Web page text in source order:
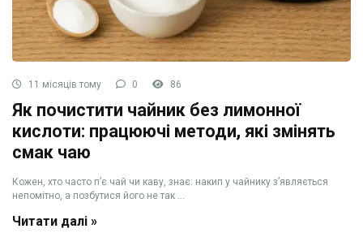
11 місяців тому 0 86
Як почистити чайник без лимонної
кислоти: працюючі методи, які змінять
смак чаю
Кожен, хто часто п’є чай чи каву, знає: накип у чайнику з’являється
непомітно, а позбутися його не так ...
Читати далі »